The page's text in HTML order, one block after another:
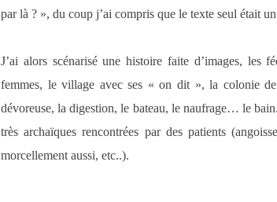
par là ? », du coup j’ai compris que le texte seul était
J’ai alors scénarisé une histoire faite d’images, les
femmes, le village avec ses « on dit », la colonie
dévoreuse, la digestion, le bateau, le naufrage… le
très archaïques rencontrées par des patients
morcellement aussi, etc..).